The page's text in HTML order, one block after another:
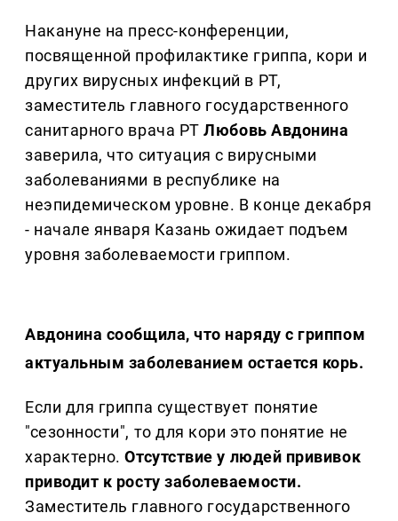
Накануне на пресс-конференции,
посвященной профилактике гриппа, кори и
других вирусных инфекций в РТ,
заместитель главного государственного
санитарного врача РТЛюбовь Авдонина
заверила, что ситуация с вирусными
заболеваниями в республике на
неэпидемическом уровне. В конце декабря
- начале января Казань ожидает подъем
уровня заболеваемости гриппом.
Авдонина сообщила, что наряду с гриппом
актуальным заболеванием остается корь.
Если для гриппа существует понятие
"сезонности", то для кори это понятие не
характерно.Отсутствие у людей прививок
приводит к росту заболеваемости.
Заместитель главного государственного